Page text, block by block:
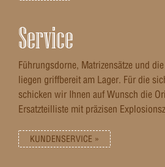
Service
Führungsdorne, Matrizensätze und
liegen griffbereit am Lager. Für die
schicken wir Ihnen auf Wunsch die
Ersatzteilliste mit präzisen
KUNDENSERVICE »